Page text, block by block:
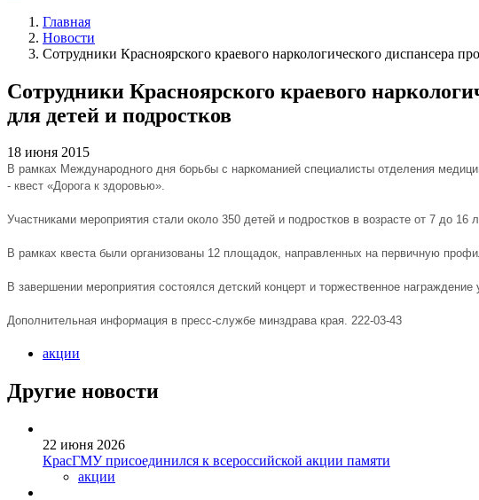
Главная
Новости
Сотрудники Красноярского краевого наркологического диспансера
Сотрудники Красноярского краевого
для детей и подростков
18 июня 2015
В рамках Международного дня борьбы с наркоманией специалисты отделения
- квест «Дорога к здоровью».
Участниками мероприятия стали около 350 детей и подростков в возрасте от 7 до
В рамках квеста были организованы 12 площадок, направленных на первичную
В завершении мероприятия состоялся детский концерт и торжественное награждение
Дополнительная информация в пресс-службе минздрава края. 222-03-43
акции
Другие новости
22 июня 2026
КрасГМУ присоединился к всероссийской акции памяти
акции